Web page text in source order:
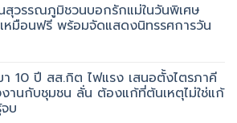
สุวรรณภูมิชวนบอกรักแม่ในวันพิเศษ
หมือนฟรี พร้อมจัดแสดงนิทรรศการวัน
10 ปี สส.กิต ไฟแรง เสนอตั้งไตรภาคี
านกับชุมชน ลั่น ต้องแก้ที่ต้นเหตุไม่ใช่แก้
บ